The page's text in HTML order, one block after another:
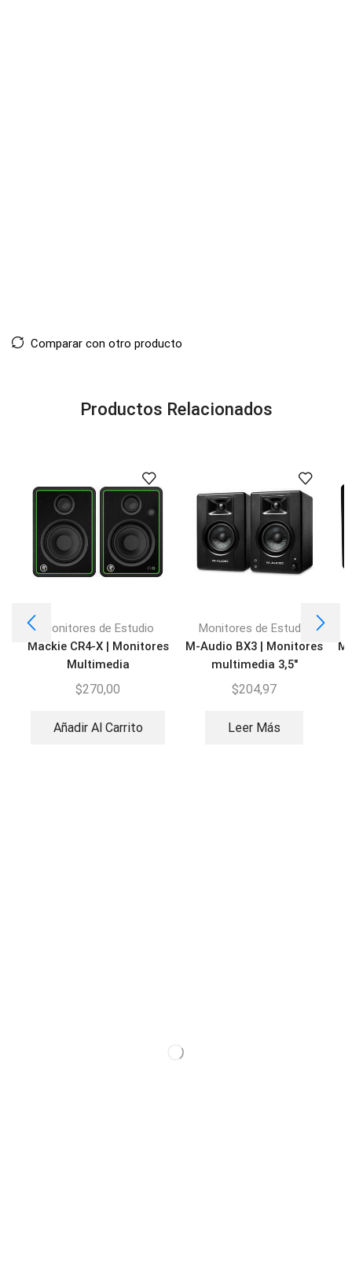
Comparar con otro producto
Productos Relacionados
Monitores de Estudio
Mackie CR4-X | Monitores
Multimedia
$270,00
Añadir Al Carrito
Monitores de Estudio
M-Audio BX3 | Monitores
multimedia 3,5″
$204,97
Leer Más